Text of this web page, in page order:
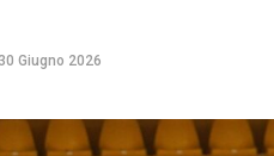
30 Giugno 2026